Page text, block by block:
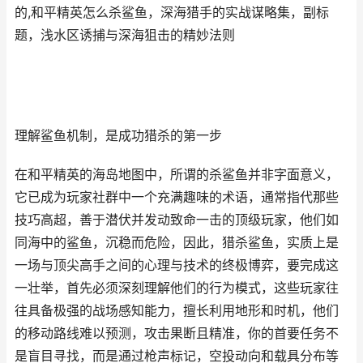
的,和平精英怎么杀鲨鱼，深海猎手的实战谋略集，副标
题，浅水区诱捕与深海狙击的精妙法则
理解鲨鱼机制，是成功猎杀的第一步
在和平精英的海岛地图中，所谓的杀鲨鱼并非字面意义，
它已成为玩家社群中一个充满趣味的术语，通常指代那些
技巧高超，善于潜伏并发动致命一击的顶级玩家，他们如
同海中的鲨鱼，沉稳而危险，因此，猎杀鲨鱼，实质上是
一场与顶尖高手之间的心理与技术的终极博弈，要完成这
一壮举，首先必须深刻理解他们的行为模式，这些玩家往
往具备极强的战场感知能力，擅长利用地形和时机，他们
的移动路线难以预测，攻击果断且精准，你的首要任务不
是盲目寻找，而是通过枪声标记，空投动向和载具分布等